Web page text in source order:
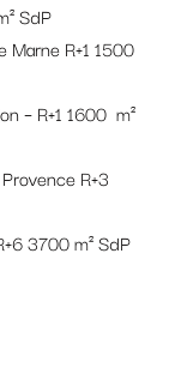
SdP
R+1 1500
– R+1 1600 m²
R+3
3700 m² SdP